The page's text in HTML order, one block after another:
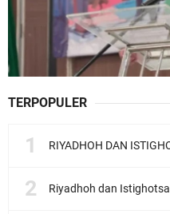
TERPOPULER
RIYADHOH DAN ISTIGHOTSAH MWC NU
Riyadhoh dan Istighotsah MWC NU Lowokwaru: